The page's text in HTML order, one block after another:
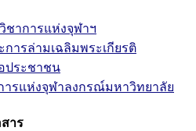
ชาการแห่งจุฬาฯ
ารล่ามเฉลิมพระเกียรติ
ประชาชน
ารแห่งจุฬาลงกรณ์มหาวิทยาลัย
าร